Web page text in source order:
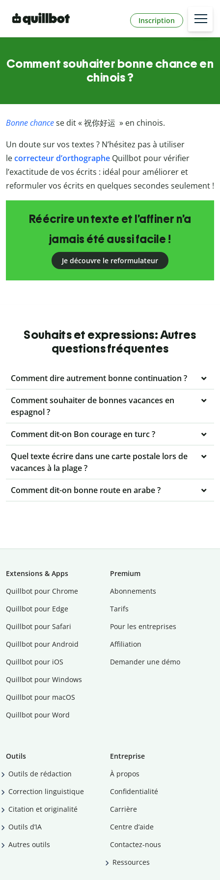
Inscription
Comment souhaiter bonne chance en
chinois ?
Bonne chancese dit «祝你好运 » en chinois.
Un doute sur vos textes ? N’hésitez pas à utiliser
lecorrecteur d’orthographe Quillbot pour vérifier
l’exactitude de vos écrits : idéal pour améliorer et
reformuler vos écrits en quelques secondes seulement !
Réécrire un texte et l’affiner n’a
jamais été aussi facile !
Je découvre le reformulateur
Souhaits et expressions: Autres
questions fréquentes
Comment dire autrement bonne continuation ?
Comment souhaiter de bonnes vacances en
espagnol ?
Comment dit-on Bon courage en turc ?
Quel texte écrire dans une carte postale lors de
vacances à la plage ?
Comment dit-on bonne route en arabe ?
Extensions & Apps
Quillbot pour Chrome
Quillbot pour Edge
Quillbot pour Safari
Quillbot pour Android
Quillbot pour iOS
Quillbot pour Windows
Quillbot pour macOS
Quillbot pour Word
Premium
Abonnements
Tarifs
Pour les entreprises
Affiliation
Demander une démo
Outils
Outils de rédaction
Correction linguistique
Citation et originalité
Outils d’IA
Autres outils
Entreprise
À propos
Confidentialité
Carrière
Centre d’aide
Contactez-nous
Ressources